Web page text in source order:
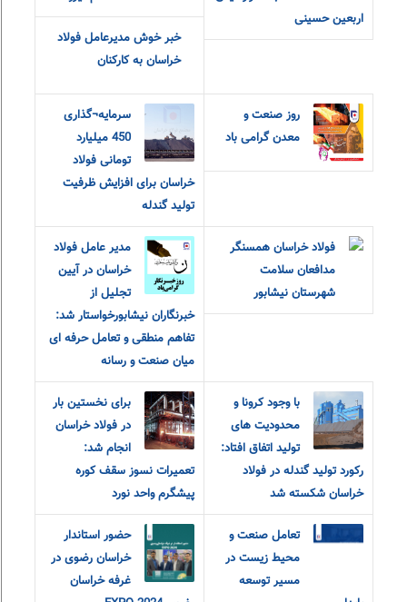
اربعین حسینی
خبر خوش مدیرعامل فولاد
خراسان به کارکنان
روز صنعت و
معدن گرامی باد
سرمایه¬گذاری
450 میلیارد
تومانی فولاد
خراسان برای افزایش ظرفیت
تولید گندله
فولاد خراسان همسنگر
مدافعان سلامت
شهرستان نیشابور
مدیر عامل فولاد
خراسان در آیین
تجلیل از
خبرنگاران نیشابورخواستار شد:
تفاهم منطقی و تعامل حرفه ای
میان صنعت و رسانه
با وجود کرونا و
محدودیت های
تولید اتفاق افتاد:
رکورد تولید گندله در فولاد
خراسان شکسته شد
برای نخستین بار
در فولاد خراسان
انجام شد:
تعمیرات نسوز سقف کوره
پیشگرم واحد نورد
تعامل صنعت و
محیط زیست در
مسیر توسعه
حضور استاندار
خراسان رضوی در
غرفه خراسان